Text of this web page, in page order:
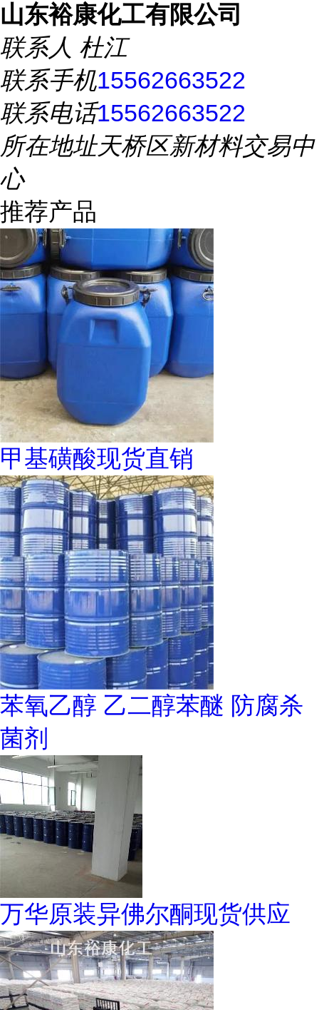
山东裕康化工有限公司
联系人 杜江
联系手机15562663522
联系电话15562663522
所在地址天桥区新材料交易中
心
推荐产品
甲基磺酸现货直销
苯氧乙醇 乙二醇苯醚 防腐杀
菌剂
万华原装异佛尔酮现货供应